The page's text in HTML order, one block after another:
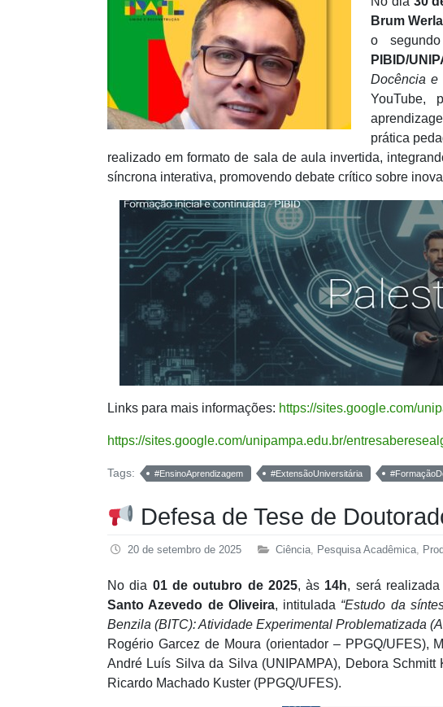
Brum
o
PIBID/
Docência e
YouTube,
prática
realizado em formato de sala de aula invertida,
síncrona interativa, promovendo debate crítico sobre
Links para mais informações: https://sites.google.com/
https://sites.google.com/unipampa.edu.br/
Tags: #EnsinoAprendizagem #ExtensãoUniversitária
Defesa de Tese de
20 de setembro de 2025 Ciência, Pesquisa Acadêmica,
No dia 01 de outubro de 2025, às 14h, será
Santo Azevedo de Oliveira, intitulada “Estudo da
Benzila (BITC): Atividade Experimental Problematizada
Rogério Garcez de Moura (orientador – PPGQ/UFES),
André Luís Silva da Silva (UNIPAMPA), Debora
Ricardo Machado Kuster (PPGQ/UFES).